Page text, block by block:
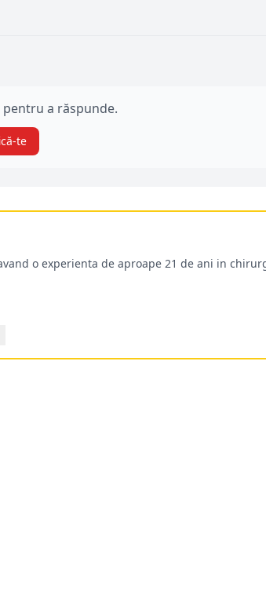
a răspunde.
te
o experienta de aproape 21 de ani in